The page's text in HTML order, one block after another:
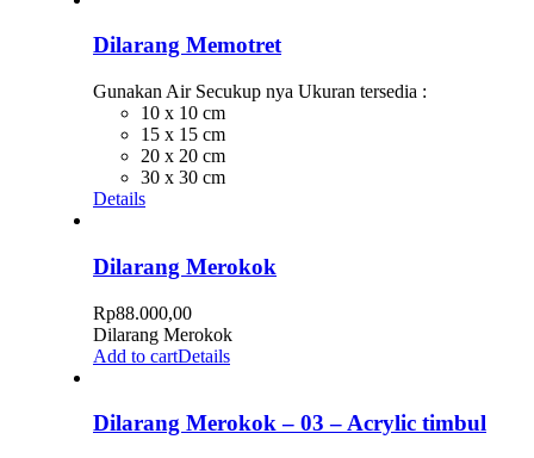
Dilarang Memotret
Gunakan Air Secukup nya Ukuran tersedia :
10 x 10 cm
15 x 15 cm
20 x 20 cm
30 x 30 cm
Details
Dilarang Merokok
Rp88.000,00
Dilarang Merokok
Add to cartDetails
Dilarang Merokok – 03 – Acrylic timbul